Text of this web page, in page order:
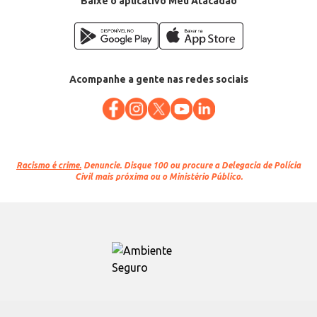
Acompanhe a gente nas redes sociais
Racismo é crime. Denuncie. Disque 100 ou procure a Delegacia de Polícia
Civil mais próxima ou o Ministério Público.